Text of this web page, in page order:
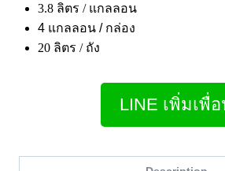
3.8 ลิตร / แกลลอน
4 แกลลอน / กล่อง
20 ลิตร / ถัง
LINE เพิ่มเพื่